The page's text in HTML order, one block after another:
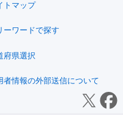
トマップ
ーワードで探す
府県選択
者情報の外部送信について